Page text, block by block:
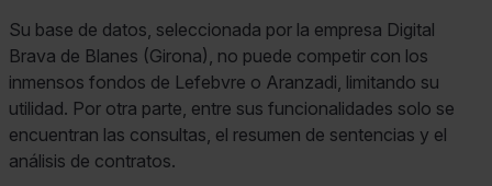
Su base de datos, seleccionada por la empresa Digital
Brava de Blanes (Girona), no puede competir con los
inmensos fondos de Lefebvre o Aranzadi, limitando su
utilidad. Por otra parte, entre sus funcionalidades solo se
encuentran las consultas, el resumen de sentencias y el
análisis de contratos.